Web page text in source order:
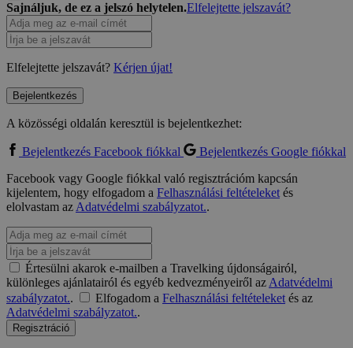
Sajnáljuk, de ez a jelszó helytelen.Elfelejtette jelszavát?
Elfelejtette jelszavát? Kérjen újat!
Bejelentkezés
A közösségi oldalán keresztül is bejelentkezhet:
Bejelentkezés Facebook fiókkal
Bejelentkezés Google fiókkal
Facebook vagy Google fiókkal való regisztrációm kapcsán
kijelentem, hogy elfogadom a Felhasználási feltételeketés
elolvastam azAdatvédelmi szabályzatot..
Értesülni akarok e-mailben a Travelking újdonságairól,
különleges ajánlatairól és egyéb kedvezményeiről azAdatvédelmi
szabályzatot.. Elfogadom a Felhasználási feltételeketés az
Adatvédelmi szabályzatot..
Regisztráció